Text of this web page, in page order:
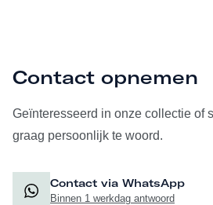
Contact opnemen
Geïnteresseerd in onze collectie of
graag persoonlijk te woord.
Contact via WhatsApp
Binnen 1 werkdag antwoord